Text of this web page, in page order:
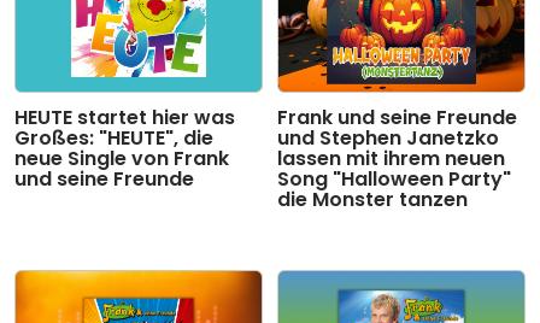
HEUTE startet hier was
Großes: "HEUTE", die
neue Single von Frank
und seine Freunde
Frank und seine Freunde
und Stephen Janetzko
lassen mit ihrem neuen
Song "Halloween Party"
die Monster tanzen